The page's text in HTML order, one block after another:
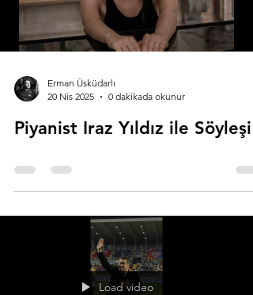
Erman Üsküdarlı
20 Nis 2025
0 dakikada okunur
Piyanist Iraz Yıldız ile Söyleşi
Load video